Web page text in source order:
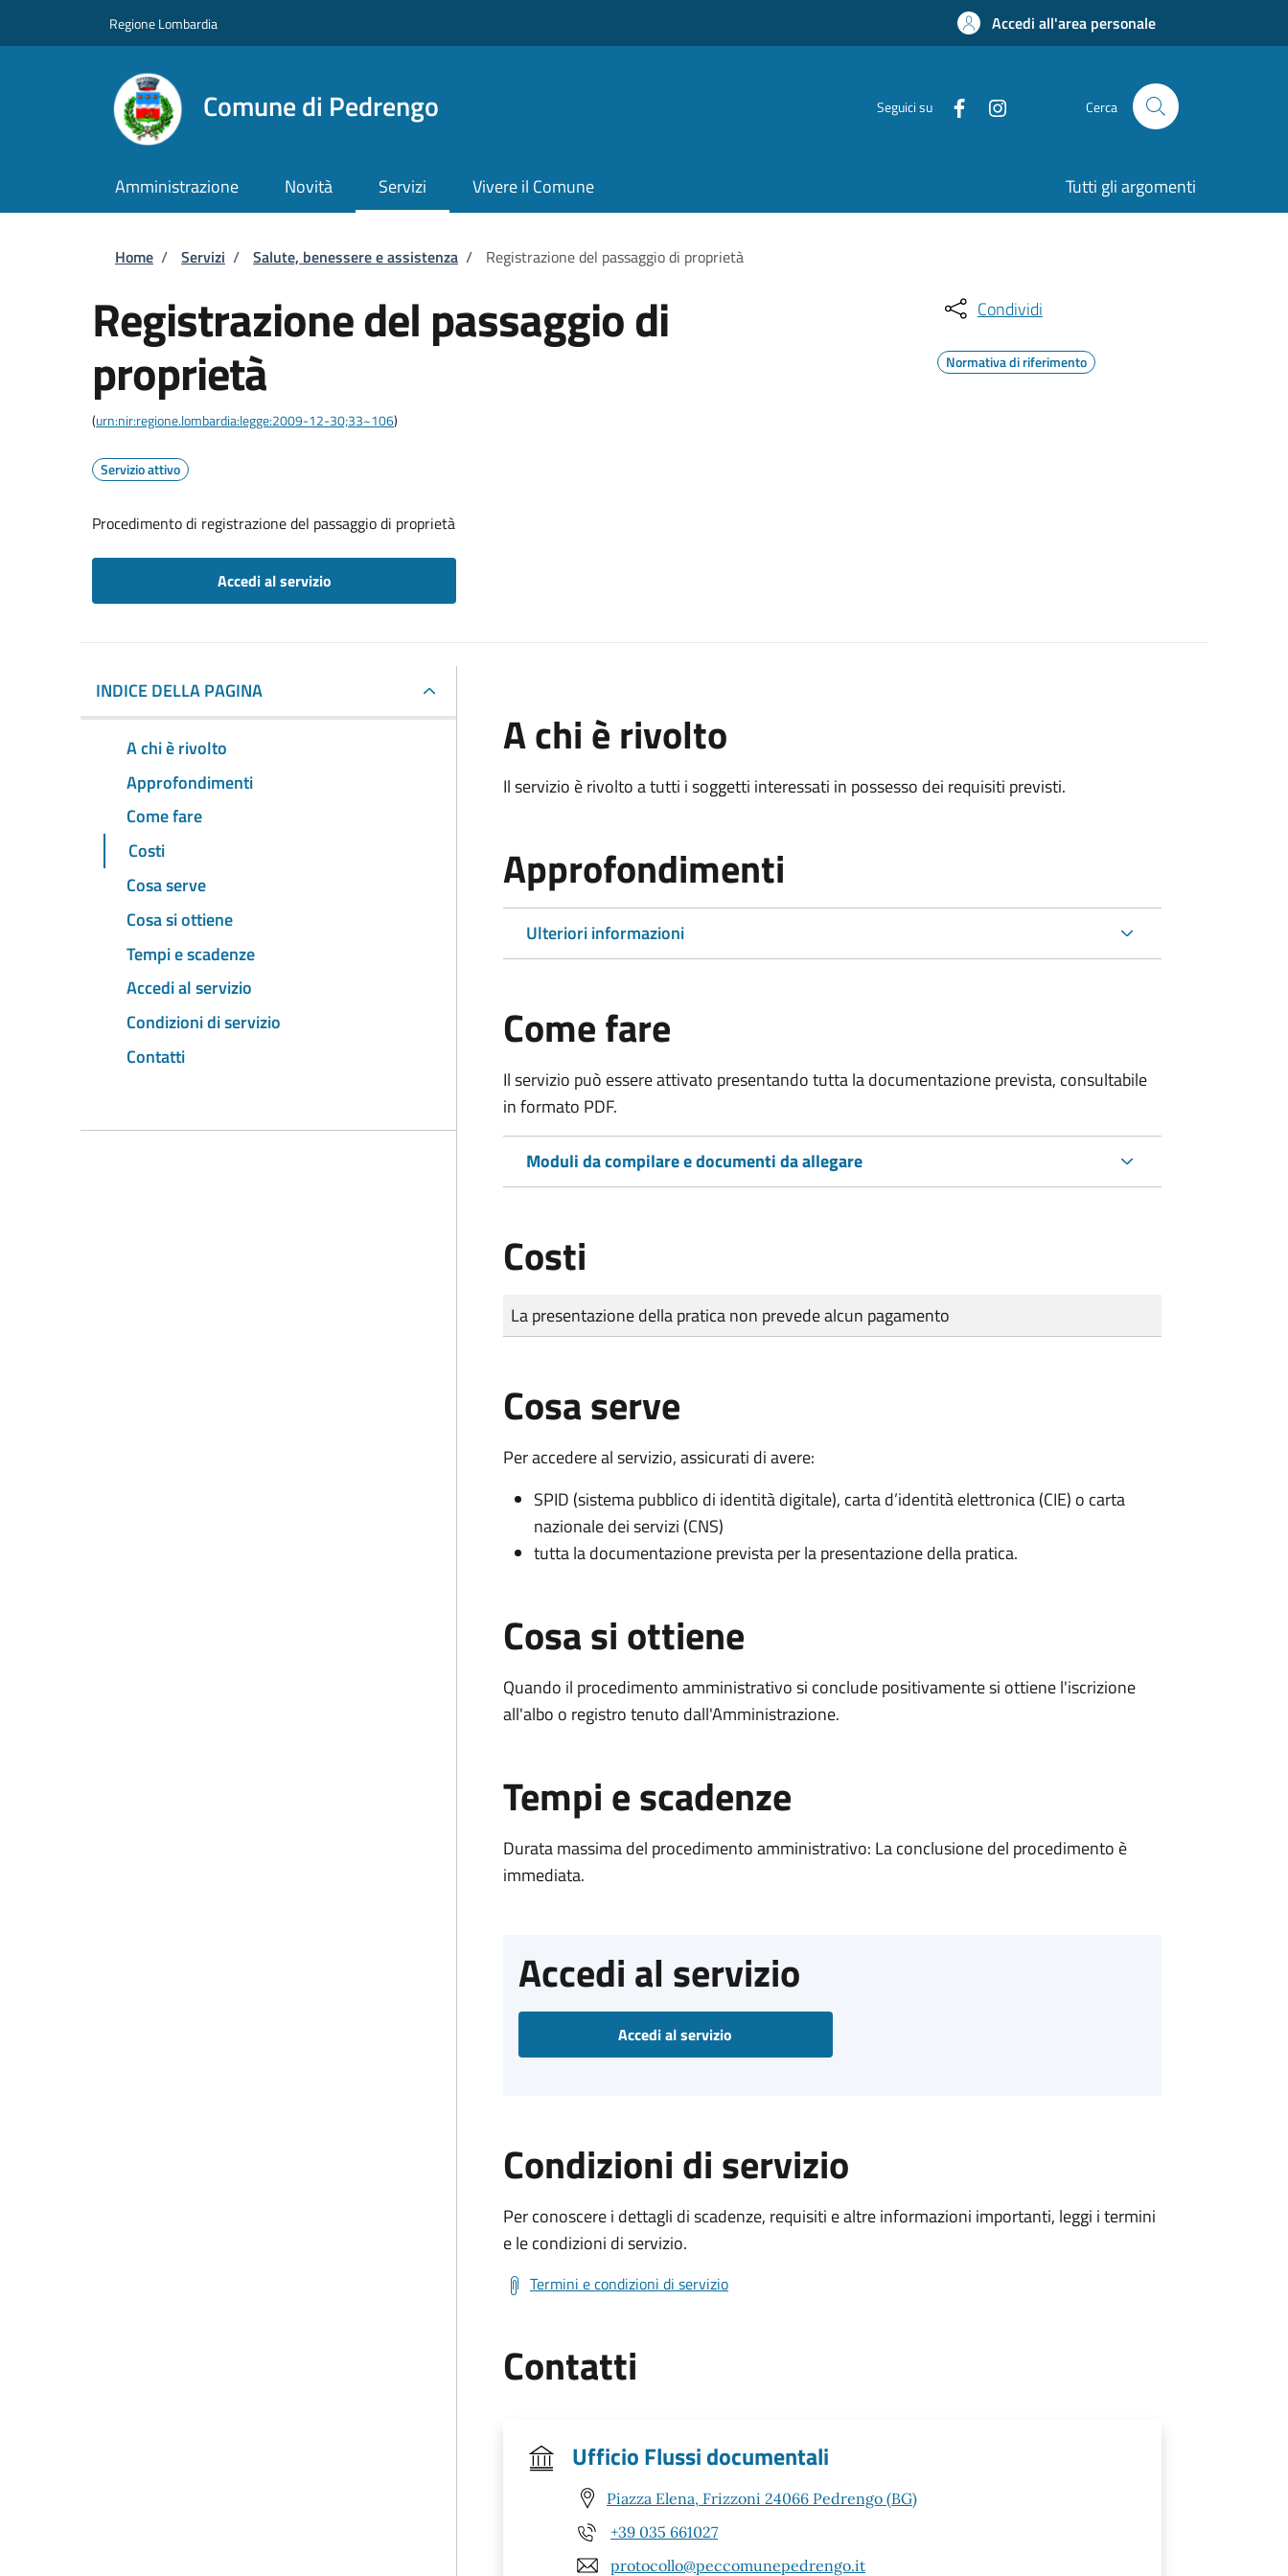
Regione Lombardia Accedi all'area personale
Comune di Pedrengo Seguici su Cerca
Amministrazione Novità Servizi Vivere il Comune Tutti gli argomenti
Briciole di pane
Home / Servizi / Salute, benessere e assistenza / Registrazione del passaggio di proprietà
Registrazione del passaggio di
proprietà
(urn:nir:regione.lombardia:legge:2009-12-30;33~106)
Servizio attivo
Procedimento di registrazione del passaggio di proprietà
Accedi al servizio
Condividi
Normativa di riferimento
INDICE DELLA PAGINA
A chi è rivolto
Approfondimenti
Come fare
Costi
Cosa serve
Cosa si ottiene
Tempi e scadenze
Accedi al servizio
Condizioni di servizio
Contatti
A chi è rivolto
Il servizio è rivolto a tutti i soggetti interessati in possesso dei requisiti previsti.
Approfondimenti
Ulteriori informazioni
Come fare
Il servizio può essere attivato presentando tutta la documentazione prevista, consultabile
in formato PDF.
Moduli da compilare e documenti da allegare
Costi
Tipo di pagamento
Importo
La presentazione della pratica non prevede alcun pagamento
Cosa serve
Per accedere al servizio, assicurati di avere:
SPID (sistema pubblico di identità digitale), carta d’identità elettronica (CIE) o carta
nazionale dei servizi (CNS)
tutta la documentazione prevista per la presentazione della pratica.
Cosa si ottiene
Quando il procedimento amministrativo si conclude positivamente si ottiene l'iscrizione
all'albo o registro tenuto dall'Amministrazione.
Tempi e scadenze
Durata massima del procedimento amministrativo: La conclusione del procedimento è
immediata.
Accedi al servizio
Accedi al servizio
Condizioni di servizio
Per conoscere i dettagli di scadenze, requisiti e altre informazioni importanti, leggi i termini
e le condizioni di servizio.
Termini e condizioni di servizio
Contatti
Ufficio Flussi documentali
Piazza Elena, Frizzoni 24066 Pedrengo (BG)
+39 035 661027
protocollo@peccomunepedrengo.it